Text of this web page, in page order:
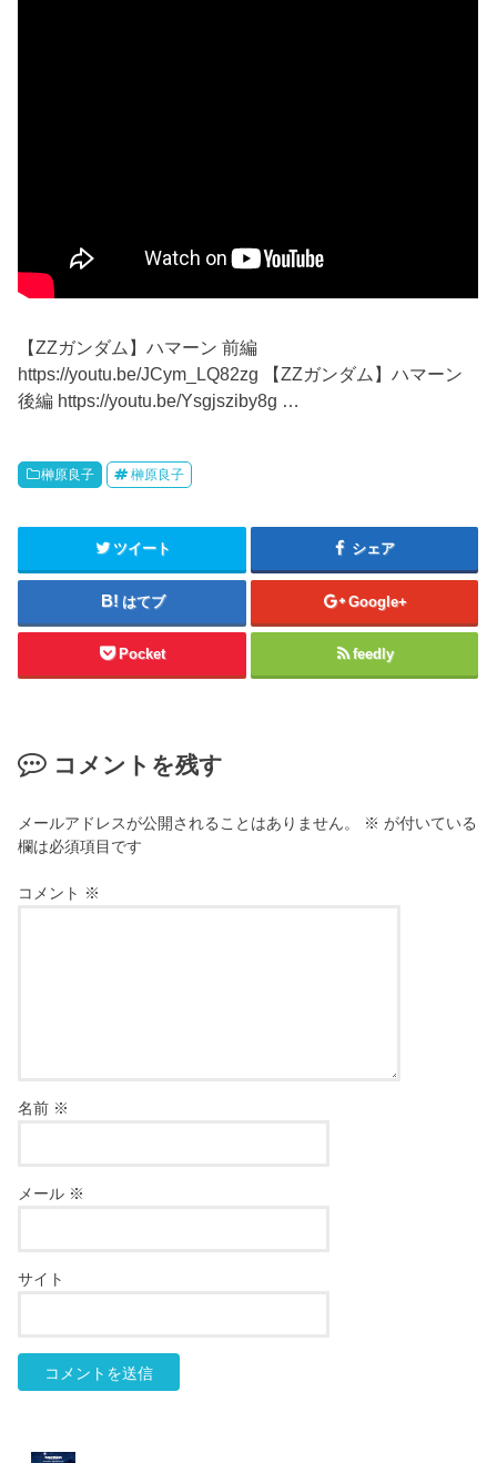
【ZZガンダム】ハマーン 前編
https://youtu.be/JCym_LQ82zg 【ZZガンダム】ハマーン
後編 https://youtu.be/Ysgjsziby8g …
榊原良子 榊原良子
ツイート シェア
はてブ Google+
Pocket feedly
コメントを残す
メールアドレスが公開されることはありません。 ※ が付いている
欄は必須項目です
コメント ※
名前 ※
メール ※
サイト